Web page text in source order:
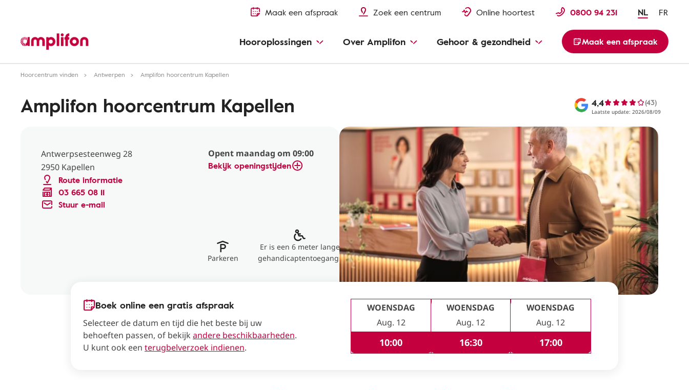
Maak een afspraak Zoek een centrum Online hoortest 0800 94 231 NL FR
Hooroplossingen Over Amplifon Gehoor & gezondheid Maak een afspraak
Hoorcentrum vinden Antwerpen Amplifon hoorcentrum Kapellen
Amplifon hoorcentrum Kapellen 4,4 (43)
Laatste update: 2026/08/09
Antwerpsesteenweg 28
2950 Kapellen
Route informatie
03 665 08 11
Stuur e-mail
Opent maandag om 09:00
Bekijk openingstijden
Parkeren
Er is een 6 meter lange
gehandicaptentoegangs
Boek online een gratis afspraak
Selecteer de datum en tijd die het beste bij uw
behoeften passen, of bekijk andere beschikbaarheden.
U kunt ook een terugbelverzoek indienen.
WOENSDAG
Aug. 12
10:00
WOENSDAG
Aug. 12
16:30
WOENSDAG
Aug. 12
17:00